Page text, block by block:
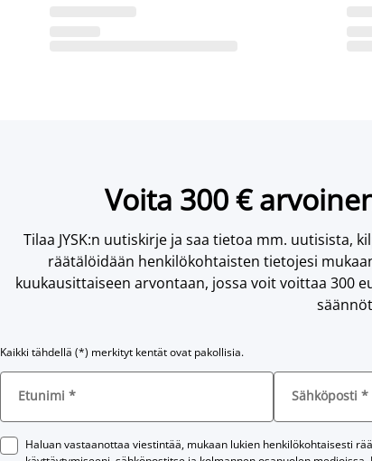
Voita 300 €
Tilaa JYSK:n uutiskirje ja saa tietoa mm. uutisista,
räätälöidään henkilökohtaisten tietojesi
kuukausittaiseen arvontaan, jossa voit voittaa 300
Kaikki tähdellä (*) merkityt kentät ovat pakollisia.
Etunimi * Sähköposti *
Haluan vastaanottaa viestintää, mukaan lukien henkilökohtaisesti